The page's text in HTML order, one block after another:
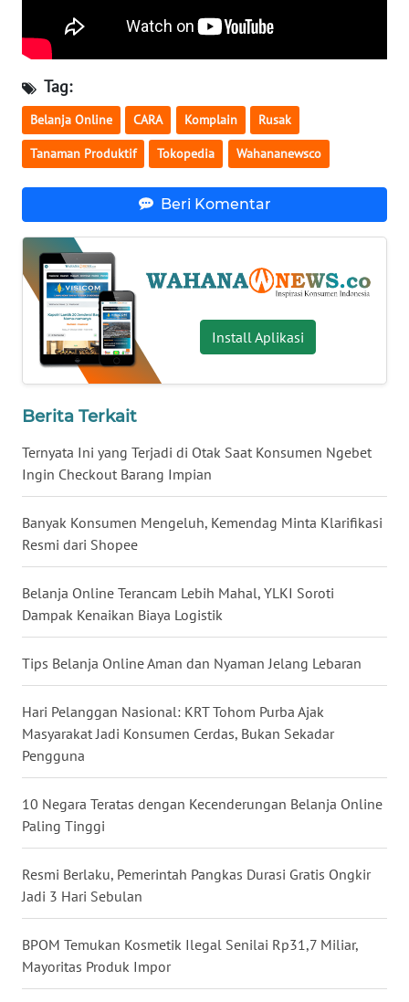
Tag:
Belanja Online CARA Komplain Rusak
Tanaman Produktif Tokopedia Wahananewsco
Beri Komentar
Install Aplikasi
Berita Terkait
Ternyata Ini yang Terjadi di Otak Saat Konsumen Ngebet
Ingin Checkout Barang Impian
Banyak Konsumen Mengeluh, Kemendag Minta Klarifikasi
Resmi dari Shopee
Belanja Online Terancam Lebih Mahal, YLKI Soroti
Dampak Kenaikan Biaya Logistik
Tips Belanja Online Aman dan Nyaman Jelang Lebaran
Hari Pelanggan Nasional: KRT Tohom Purba Ajak
Masyarakat Jadi Konsumen Cerdas, Bukan Sekadar
Pengguna
10 Negara Teratas dengan Kecenderungan Belanja Online
Paling Tinggi
Resmi Berlaku, Pemerintah Pangkas Durasi Gratis Ongkir
Jadi 3 Hari Sebulan
BPOM Temukan Kosmetik Ilegal Senilai Rp31,7 Miliar,
Mayoritas Produk Impor
PEDOMAN
MEDIA
REDAKSI
KARIR
Wahana
News
Regional
WN
SUMUT
WN
WN
JABAR
WN
BANTEN
WN
NTT
WN
KEPRI
WN
PAPUA
WN
WN
SERAMBI